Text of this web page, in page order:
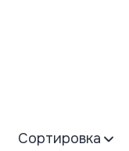
Сортировка